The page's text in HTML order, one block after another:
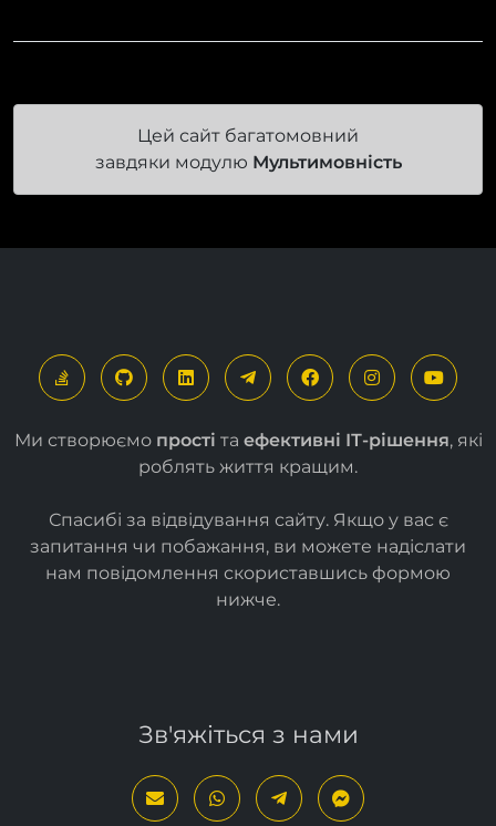
Цей сайт багатомовний
завдяки модулюМультимовність
Ми створюємопрості таефективні ІТ-рішення
Спасибі за відвідування сайту. Якщо у вас є
запитання чи побажання, ви можете надіслати
нам повідомлення скориставшись формою
Зв'яжіться з нами